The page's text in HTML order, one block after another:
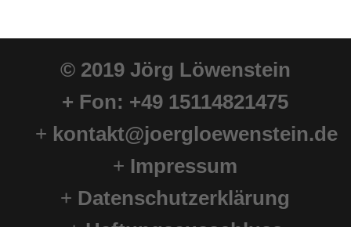
© 2019 Jörg Löwenstein
+ Fon: +49 15114821475
+ kontakt@joergloewenstein.de
+ Impressum
+ Datenschutzerklärung